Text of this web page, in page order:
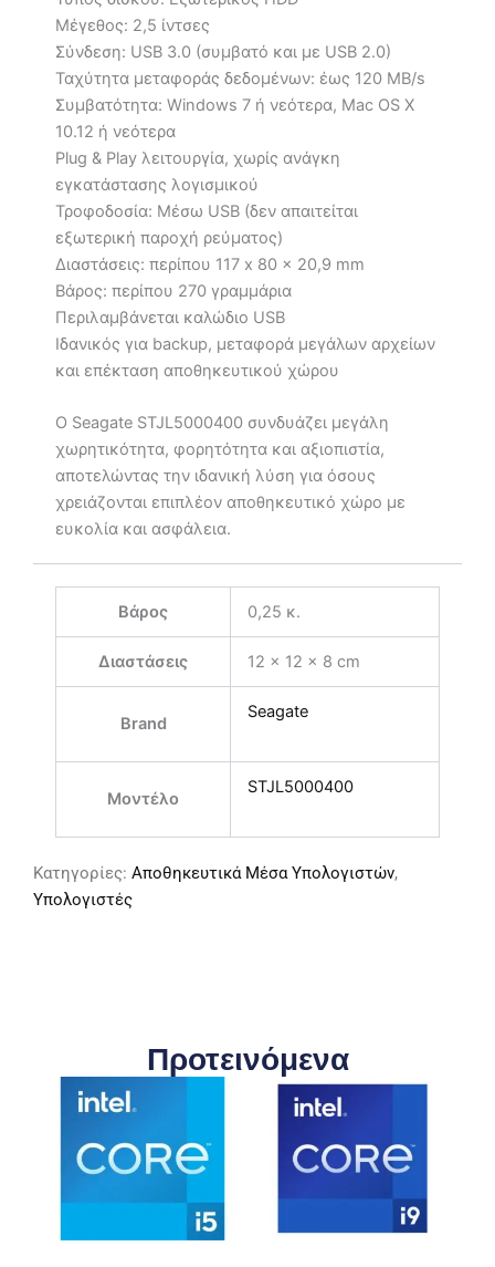
Μέγεθος: 2,5 ίντσες
Σύνδεση: USB 3.0 (συμβατό και με USB 2.0)
Ταχύτητα μεταφοράς δεδομένων: έως 120 MB/s
Συμβατότητα: Windows 7 ή νεότερα, Mac OS X
10.12 ή νεότερα
Plug & Play λειτουργία, χωρίς ανάγκη
εγκατάστασης λογισμικού
Τροφοδοσία: Μέσω USB (δεν απαιτείται
εξωτερική παροχή ρεύματος)
Διαστάσεις: περίπου 117 x 80 x 20,9 mm
Βάρος: περίπου 270 γραμμάρια
Περιλαμβάνεται καλώδιο USB
Ιδανικός για backup, μεταφορά μεγάλων αρχείων
και επέκταση αποθηκευτικού χώρου
Ο Seagate STJL5000400 συνδυάζει μεγάλη
χωρητικότητα, φορητότητα και αξιοπιστία,
αποτελώντας την ιδανική λύση για όσους
χρειάζονται επιπλέον αποθηκευτικό χώρο με
ευκολία και ασφάλεια.
Βάρος 0,25 κ.
Διαστάσεις 12 × 12 × 8 cm
Brand
Seagate
Μοντέλο
STJL5000400
Κατηγορίες: Αποθηκευτικά Μέσα Υπολογιστών,
Υπολογιστές
Προτεινόμενα